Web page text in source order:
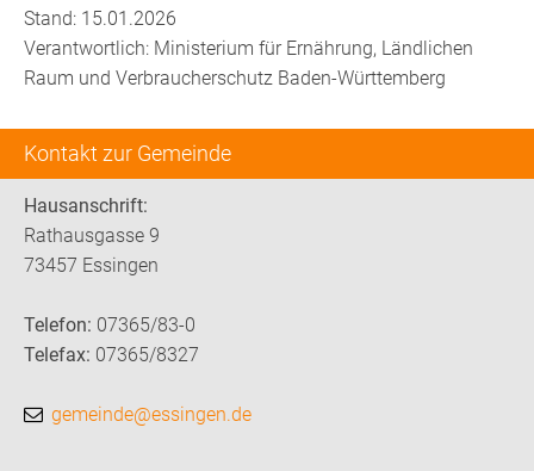
Kontakt zur Gemeinde
Hausanschrift:
Rathausgasse 9
73457 Essingen
Telefon: 07365/83-0
Telefax: 07365/8327
gemeinde@essingen.de
Stand: 15.01.2026
Verantwortlich: Ministerium für Ernährung, Ländlichen
Raum und Verbraucherschutz Baden-Württemberg